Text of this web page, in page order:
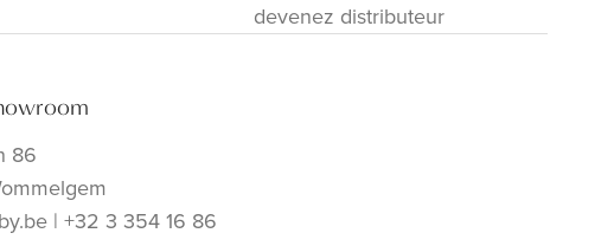
devenez distributeur
86
| +32 3 354 16 86